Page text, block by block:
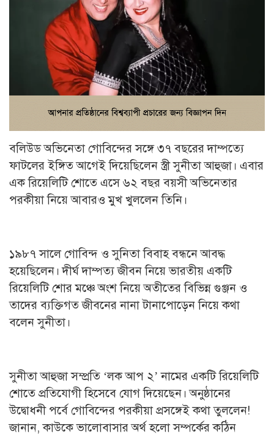
বলিউড অভিনেতা গোবিন্দের সঙ্গে ৩৭ বছরের দাম্পত্যে
ফাটলের ইঙ্গিত আগেই দিয়েছিলেন স্ত্রী সুনীতা আহুজা। এবার
এক রিয়েলিটি শোতে এসে ৬২ বছর বয়সী অভিনেতার
পরকীয়া নিয়ে আবারও মুখ খুললেন তিনি।
১৯৮৭ সালে গোবিন্দ ও সুনিতা বিবাহ বন্ধনে আবদ্ধ
হয়েছিলেন। দীর্ঘ দাম্পত্য জীবন নিয়ে ভারতীয় একটি
রিয়েলিটি শোর মঞ্চে অংশ নিয়ে অতীতের বিভিন্ন গুঞ্জন ও
তাদের ব্যক্তিগত জীবনের নানা টানাপোড়েন নিয়ে কথা
বলেন সুনীতা।
সুনীতা আহুজা সম্প্রতি ‘লক আপ ২’ নামের একটি রিয়েলিটি
শোতে প্রতিযোগী হিসেবে যোগ দিয়েছেন। অনুষ্ঠানের
উদ্বোধনী পর্বে গোবিন্দের পরকীয়া প্রসঙ্গেই কথা তুললেন!
জানান, কাউকে ভালোবাসার অর্থ হলো সম্পর্কের কঠিন